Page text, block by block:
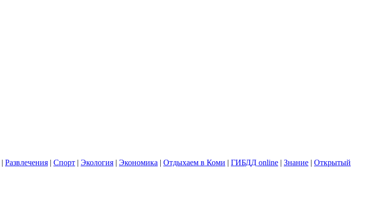
| Развлечения | Спорт | Экология | Экономика | Отдыхаем в Коми | ГИБДД online | Знание | Открытый